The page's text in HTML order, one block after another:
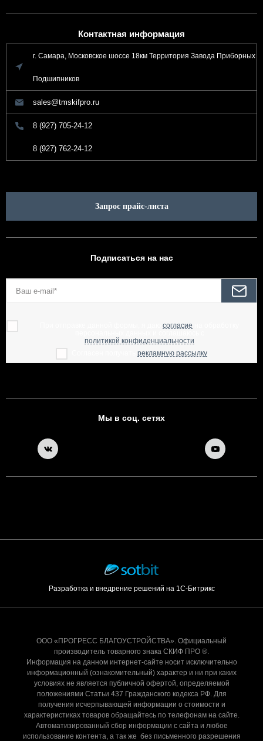
Контактная информация
г. Самара, Московское шоссе 18км Территория Завода Приборных
Подшипников
sales@tmskifpro.ru
8 (927) 705-24-12
8 (927) 762-24-12
Запрос прайс-листа
Подписаться на нас
согласие
политикой конфиденциальности
рекламную рассылку
Мы в соц. сетях
Разработка и внедрение решений на 1С-Битрикс
ООО «ПРОГРЕСС БЛАГОУСТРОЙСТВА». Официальный
производитель товарного знака СКИФ ПРО ®.
Информация на данном интернет-сайте носит исключительно
информационный (ознакомительный) характер и ни при каких
условиях не является публичной офертой, определяемой
положениями Статьи 437 Гражданского кодекса РФ. Для
получения исчерпывающей информации о стоимости и
характеристиках товаров обращайтесь по телефонам на сайте.
Автоматизированный сбор информации с сайта и любое
использование контента, а так же без письменного разрешения